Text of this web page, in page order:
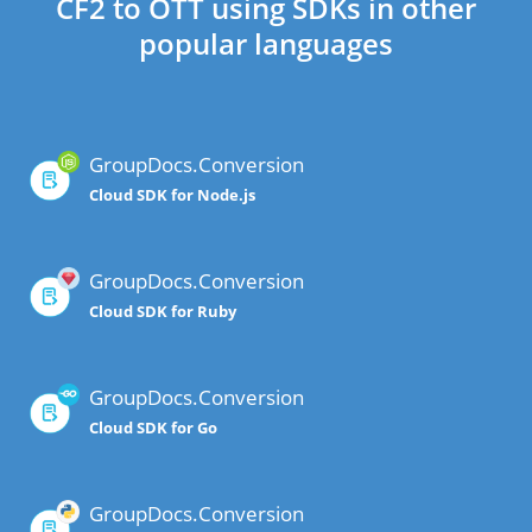
CF2 to OTT using SDKs in other
popular languages
GroupDocs.Conversion
Cloud SDK for Node.js
GroupDocs.Conversion
Cloud SDK for Ruby
GroupDocs.Conversion
Cloud SDK for Go
GroupDocs.Conversion